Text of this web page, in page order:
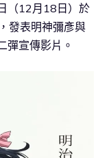
（12月18日）於
發表明神彌彥與
彈宣傳影片。